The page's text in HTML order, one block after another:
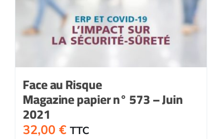
Face au Risque
Magazine papier n° 573 – Juin
2021
32,00 € TTC